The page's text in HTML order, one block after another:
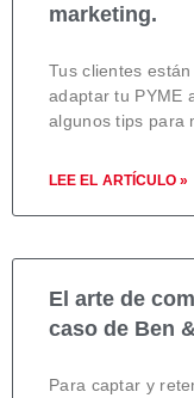
marketing.
Tus clientes
adaptar tu PYME
algunos tips para
LEE EL ARTÍCULO »
El arte de
caso de Ben
Para captar y